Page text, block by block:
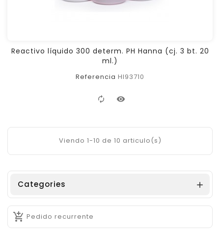
Reactivo líquido 300 determ. PH Hanna (cj. 3 bt. 20
ml.)
Referencia HI93710
Viendo 1-10 de 10 articulo(s)
Categories 
 Pedido recurrente